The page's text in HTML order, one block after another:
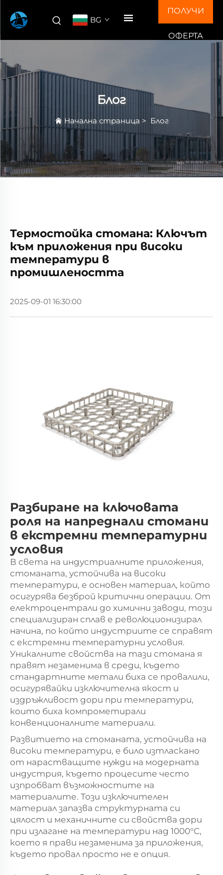
BG
ПОЛУЧИ
ОФЕРТА
Блог
Начална страница > Блог
Термостойка стомана: Ключът
към приложения при високи
температури в
промишлеността
2025-09-01 16:30:00
Разбиране на ключовата
роля на напреднали стомани
в екстремни температурни
условия
В света на индустриалните приложения,
стоманата, устойчива на високи
температури, е основен материал, който
осигурява безброй критични операции. От
електроцентрали до химични заводи, този
специализиран сплав е революционизирал
начина, по който индустриите се справят
с екстремни температурни условия.
Уникалните свойства на тази стомана я
правят незаменима в среди, където
стандартните метали биха се провалили,
осигурявайки изключителна якост и
издръжливост дори при температури,
които биха компрометирали
конвенционалните материали.
Развитието на стоманата, устойчива на
високи температури, е било изтласкано
от нарастващите нужди на модерната
индустрия, където процесите често
изпробват възможностите на
материалите. Този изключителен
материал запазва структурната си
цялост и механичните си свойства дори
при излагане на температури над 1000°C,
което я прави незаменима за приложения,
където провал просто не е опция.